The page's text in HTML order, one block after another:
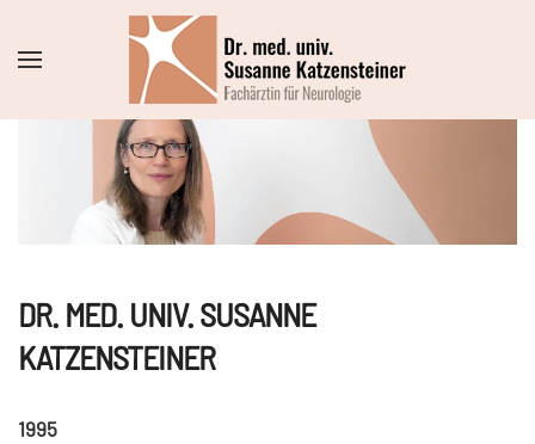
Zum Hauptinhalt springen
DR. MED. UNIV. SUSANNE
KATZENSTEINER
1995